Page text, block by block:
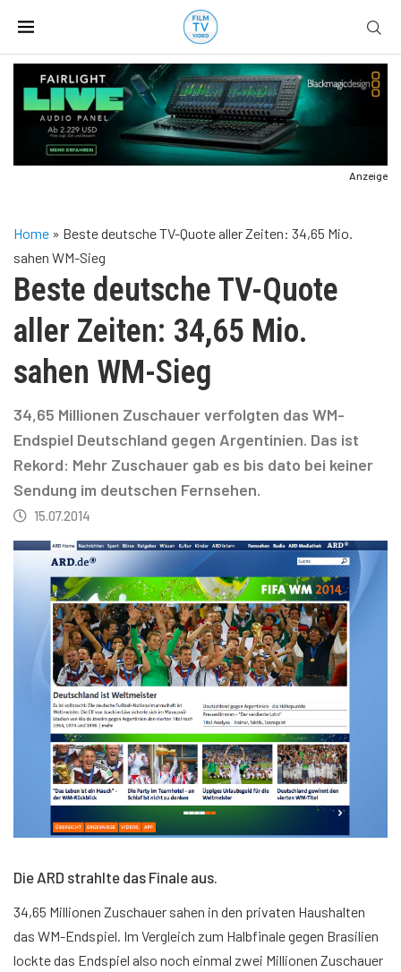
Anzeige
Home » Beste deutsche TV-Quote aller Zeiten: 34,65 Mio.
sahen WM-Sieg
Beste deutsche TV-Quote
aller Zeiten: 34,65 Mio.
sahen WM-Sieg
34,65 Millionen Zuschauer verfolgten das WM-
Endspiel Deutschland gegen Argentinien. Das ist
Rekord: Mehr Zuschauer gab es bis dato bei keiner
Sendung im deutschen Fernsehen.
15.07.2014
Die ARD strahlte das Finale aus.
34,65 Millionen Zuschauer sahen in den privaten Haushalten
das WM-Endspiel. Im Vergleich zum Halbfinale gegen Brasilien
lockte das Endspiel also noch einmal zwei Millionen Zuschauer